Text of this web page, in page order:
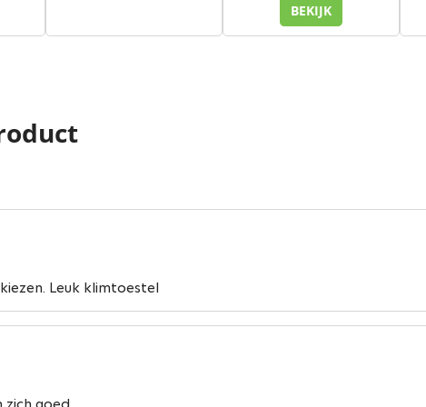
BEKIJK
Leuk klimtoestel